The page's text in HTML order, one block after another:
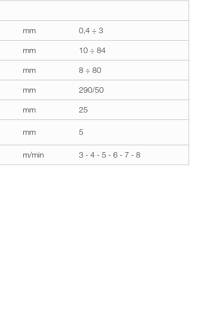
mm 0,4 ÷ 3
mm 10 ÷ 84
mm 8 ÷ 80
mm 290/50
mm 25
mm 5
m/min 3 - 4 - 5 - 6 - 7 - 8